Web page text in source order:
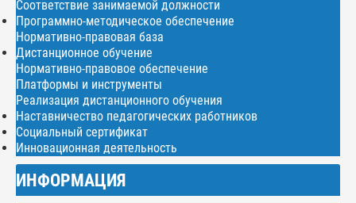
Соответствие занимаемой должности
Программно-методическое обеспечение
Нормативно-правовая база
Дистанционное обучение
Нормативно-правовое обеспечение
Платформы и инструменты
Реализация дистанционного обучения
Наставничество педагогических работников
Социальный сертификат
Инновационная деятельность
ИНФОРМАЦИЯ